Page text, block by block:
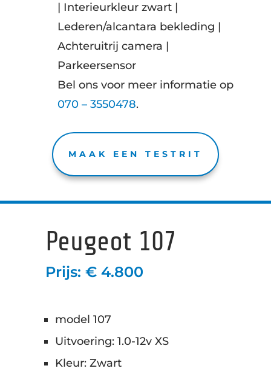
| Interieurkleur zwart |
Lederen/alcantara bekleding |
Achteruitrij camera |
Parkeersensor
Bel ons voor meer informatie op
070 – 3550478.
MAAK EEN TESTRIT
Peugeot 107
Prijs: € 4.800
model 107
Uitvoering: 1.0-12v XS
Kleur: Zwart